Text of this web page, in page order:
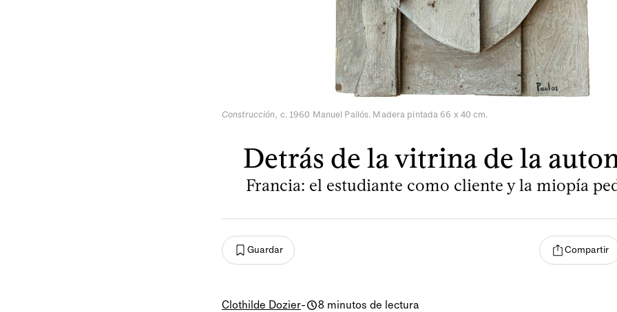
Construcción, c. 1960 Manuel Pailós. Madera pintada 66 x 40 cm.
Detrás de la vitrina de la
Francia: el estudiante como cliente y la miopía
Guardar Compartir
Clothilde Dozier-
8 minutos de lectura